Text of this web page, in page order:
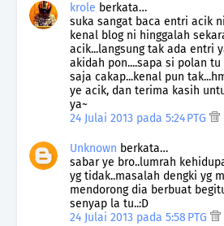
krole berkata…
suka sangat baca entri acik
kenal blog ni hinggalah
acik...langsung tak ada entri
akidah pon....sapa si polan
saja cakap...kenal pun
ye acik, dan terima kasih
ya~
24 Julai 2013 pada 5:24 PTG
Unknown berkata…
sabar ye bro..lumrah
yg tidak..masalah dengki yg
mendorong dia berbuat
senyap la tu..:D
24 Julai 2013 pada 5:58 PTG